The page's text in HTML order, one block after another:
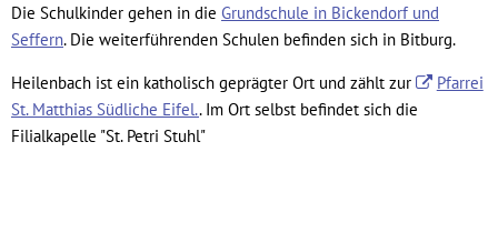
Die Schulkinder gehen in die Grundschule in Bickendorf und
Seffern. Die weiterführenden Schulen befinden sich in Bitburg.
Heilenbach ist ein katholisch geprägter Ort und zählt zur
Pfarrei
St. Matthias Südliche Eifel.. Im Ort selbst befindet sich die
Filialkapelle "St. Petri Stuhl"